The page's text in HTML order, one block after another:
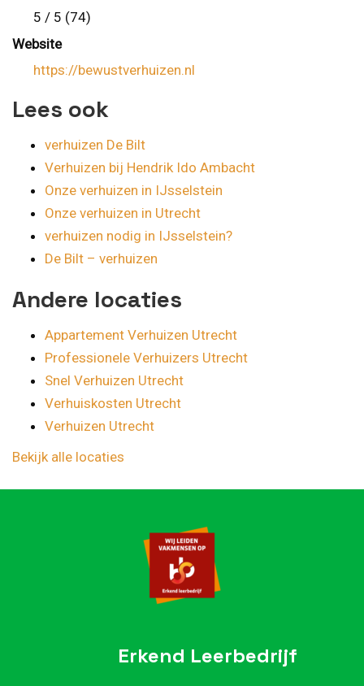
5 / 5 (74)
Website
https://bewustverhuizen.nl
Lees ook
verhuizen De Bilt
Verhuizen bij Hendrik Ido Ambacht
Onze verhuizen in IJsselstein
Onze verhuizen in Utrecht
verhuizen nodig in IJsselstein?
De Bilt – verhuizen
Andere locaties
Appartement Verhuizen Utrecht
Professionele Verhuizers Utrecht
Snel Verhuizen Utrecht
Verhuiskosten Utrecht
Verhuizen Utrecht
Bekijk alle locaties
Erkend Leerbedrijf